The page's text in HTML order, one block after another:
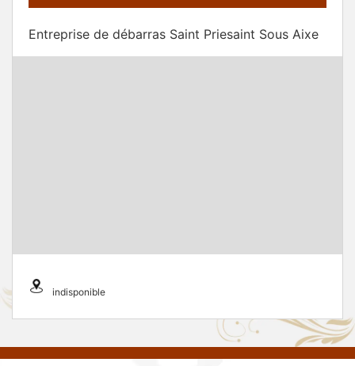
Entreprise de débarras Saint Priesaint Sous Aixe
indisponible